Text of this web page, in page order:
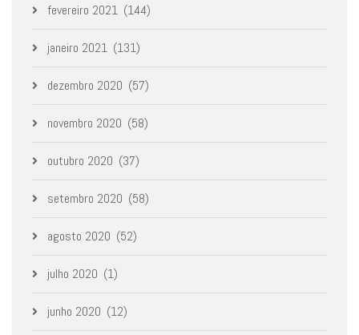
fevereiro 2021 (144)
janeiro 2021 (131)
dezembro 2020 (57)
novembro 2020 (58)
outubro 2020 (37)
setembro 2020 (58)
agosto 2020 (52)
julho 2020 (1)
junho 2020 (12)